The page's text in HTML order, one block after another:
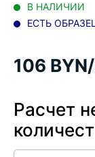
В НАЛИЧИИ
ЕСТЬ
106
Расчет